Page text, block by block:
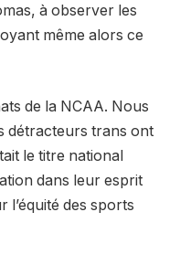
à observer les
même alors ce
de la NCAA. Nous
détracteurs trans ont
le titre national
dans leur esprit
l’équité des sports